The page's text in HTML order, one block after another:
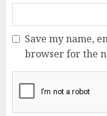
Save my name,
browser for the